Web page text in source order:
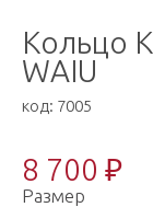
Кольцо
WAIU
код: 7005
8 700 ₽
Размер